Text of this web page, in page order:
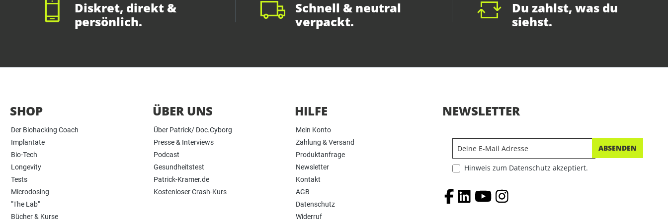
Diskret, direkt &
persönlich.
Schnell & neutral
verpackt.
Du zahlst, was du
siehst.
SHOP
Der Biohacking Coach
Implantate
Bio-Tech
Longevity
Tests
Microdosing
"The Lab"
Bücher & Kurse
ÜBER UNS
Über Patrick/ Doc.Cyborg
Presse & Interviews
Podcast
Gesundheitstest
Patrick-Kramer.de
Kostenloser Crash-Kurs
HILFE
Mein Konto
Zahlung & Versand
Produktanfrage
Newsletter
Kontakt
AGB
Datenschutz
Widerruf
NEWSLETTER
ABSENDEN
Hinweis zum Datenschutz akzeptiert.